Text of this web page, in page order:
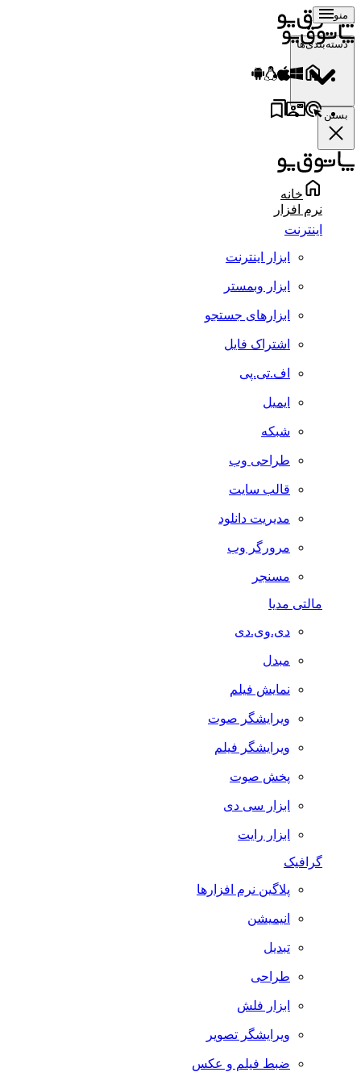
منو
دسته‌بندی‌ها
بستن
خانه
نرم افزار
اینترنت
ابزار اینترنت
ابزار وبمستر
ابزارهای جستجو
اشتراک فایل
اف.تی.پی
ایمیل
شبکه
طراحی وب
قالب سایت
مدیریت دانلود
مرورگر وب
مسنجر
مالتی مدیا
دی.وی.دی
مبدل
نمایش فیلم
ویرایشگر صوت
ویرایشگر فیلم
پخش صوت
ابزار سی دی
ابزار رایت
گرافیک
پلاگین نرم افزارها
انیمیشن
تبدیل
طراحی
ابزار فلش
ویرایشگر تصویر
ضبط فيلم و عكس